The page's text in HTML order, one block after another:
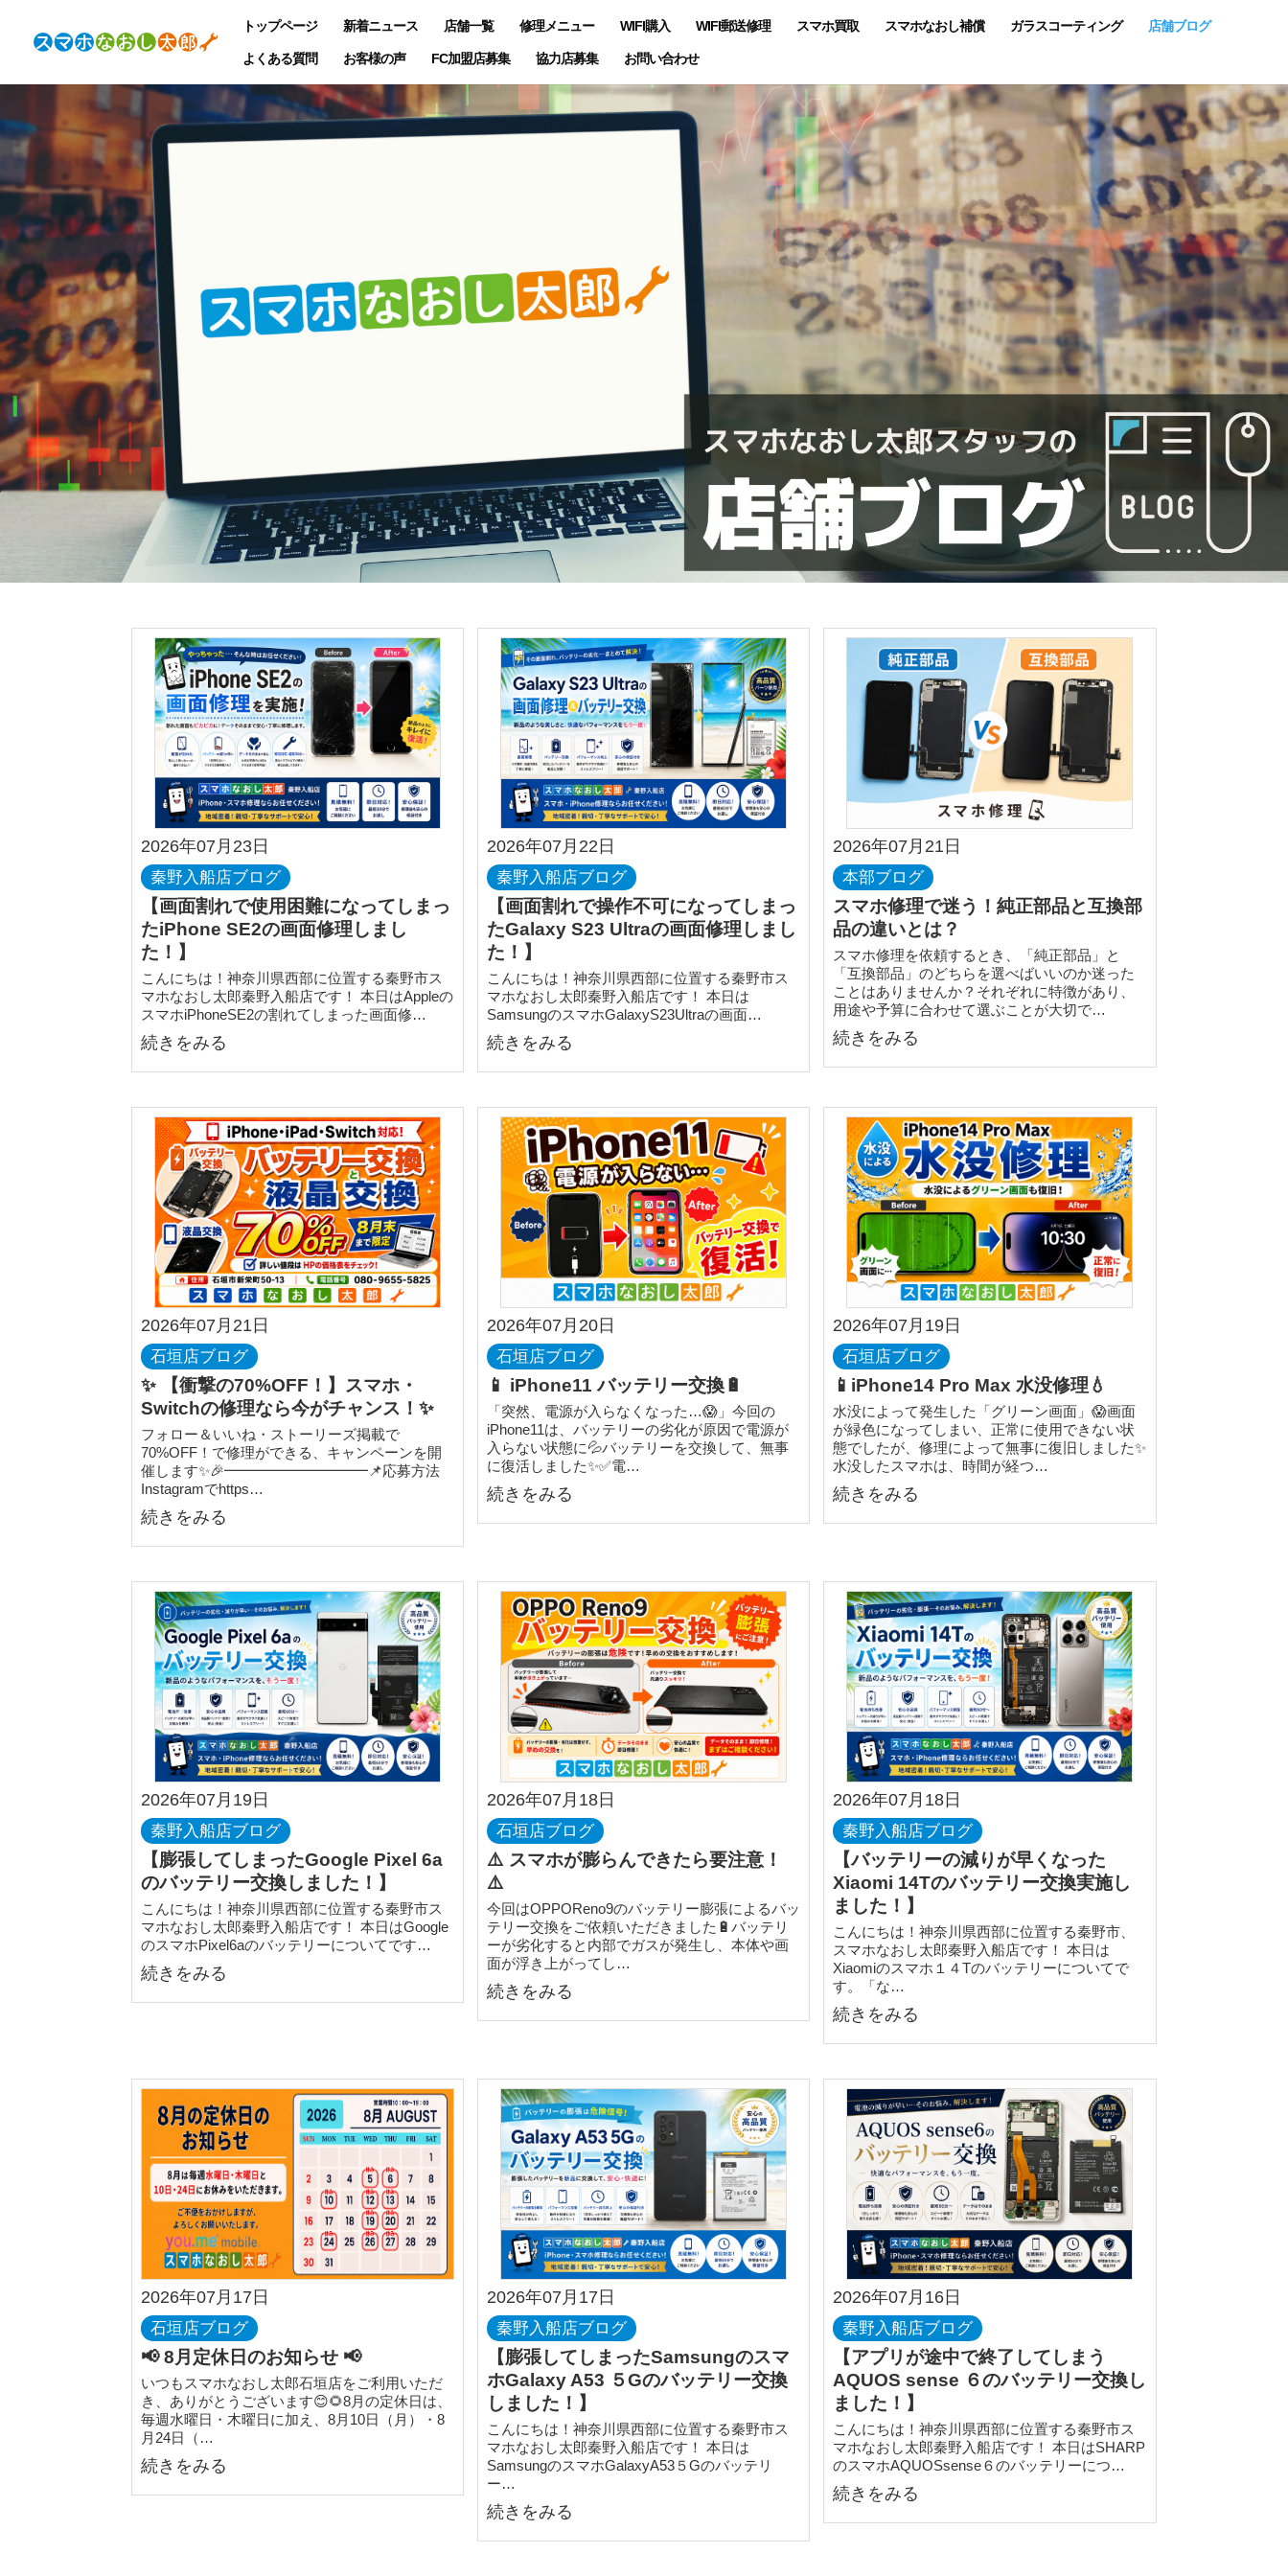
トップページ 新着ニュース 店舗一覧 修理メニュー WIFI購入 WIFI郵送修理 スマホ買取 スマホなおし補償 ガラスコーティング 店舗ブログ
よくある質問 お客様の声 FC加盟店募集 協力店募集 お問い合わせ
2026年07月23日
秦野入船店ブログ
【画面割れで使用困難になってしまっ
たiPhone SE2の画面修理しまし
た！】
こんにちは！神奈川県西部に位置する秦野市ス
マホなおし太郎秦野入船店です！ 本日はAppleの
スマホiPhoneSE2の割れてしまった画面修…
続きをみる
2026年07月22日
秦野入船店ブログ
【画面割れで操作不可になってしまっ
たGalaxy S23 Ultraの画面修理しまし
た！】
こんにちは！神奈川県西部に位置する秦野市ス
マホなおし太郎秦野入船店です！ 本日は
SamsungのスマホGalaxyS23Ultraの画面…
続きをみる
2026年07月21日
本部ブログ
スマホ修理で迷う！純正部品と互換部
品の違いとは？
スマホ修理を依頼するとき、「純正部品」と
「互換部品」のどちらを選べばいいのか迷った
ことはありませんか？それぞれに特徴があり、
用途や予算に合わせて選ぶことが大切で…
続きをみる
2026年07月21日
石垣店ブログ
✨ 【衝撃の70%OFF！】スマホ・
Switchの修理なら今がチャンス！✨
フォロー＆いいね・ストーリーズ掲載で
70%OFF！で修理ができる、キャンペーンを開
催します✨🎉━━━━━━━━━━📌応募方法
Instagramでhttps…
続きをみる
2026年07月20日
石垣店ブログ
📱 iPhone11 バッテリー交換🔋
「突然、電源が入らなくなった…😱」今回の
iPhone11は、バッテリーの劣化が原因で電源が
入らない状態に💦バッテリーを交換して、無事
に復活しました✨✅電…
続きをみる
2026年07月19日
石垣店ブログ
📱iPhone14 Pro Max 水没修理💧
水没によって発生した「グリーン画面」😱画面
が緑色になってしまい、正常に使用できない状
態でしたが、修理によって無事に復旧しました✨
水没したスマホは、時間が経つ…
続きをみる
2026年07月19日
秦野入船店ブログ
【膨張してしまったGoogle Pixel 6a
のバッテリー交換しました！】
こんにちは！神奈川県西部に位置する秦野市ス
マホなおし太郎秦野入船店です！ 本日はGoogle
のスマホPixel6aのバッテリーについてです…
続きをみる
2026年07月18日
石垣店ブログ
⚠️ スマホが膨らんできたら要注意！
⚠️
今回はOPPOReno9のバッテリー膨張によるバッ
テリー交換をご依頼いただきました🔋バッテリ
ーが劣化すると内部でガスが発生し、本体や画
面が浮き上がってし…
続きをみる
2026年07月18日
秦野入船店ブログ
【バッテリーの減りが早くなった
Xiaomi 14Tのバッテリー交換実施し
ました！】
こんにちは！神奈川県西部に位置する秦野市、
スマホなおし太郎秦野入船店です！ 本日は
Xiaomiのスマホ１４Tのバッテリーについてで
す。「な…
続きをみる
2026年07月17日
石垣店ブログ
📢 8月定休日のお知らせ 📢
いつもスマホなおし太郎石垣店をご利用いただ
き、ありがとうございます😊🌻8月の定休日は、
毎週水曜日・木曜日に加え、8月10日（月）・8
月24日（…
続きをみる
2026年07月17日
秦野入船店ブログ
【膨張してしまったSamsungのスマ
ホGalaxy A53 ５Gのバッテリー交換
しました！】
こんにちは！神奈川県西部に位置する秦野市ス
マホなおし太郎秦野入船店です！ 本日は
SamsungのスマホGalaxyA53５Gのバッテリ
ー…
続きをみる
2026年07月16日
秦野入船店ブログ
【アプリが途中で終了してしまう
AQUOS sense ６のバッテリー交換し
ました！】
こんにちは！神奈川県西部に位置する秦野市ス
マホなおし太郎秦野入船店です！ 本日はSHARP
のスマホAQUOSsense６のバッテリーにつ…
続きをみる